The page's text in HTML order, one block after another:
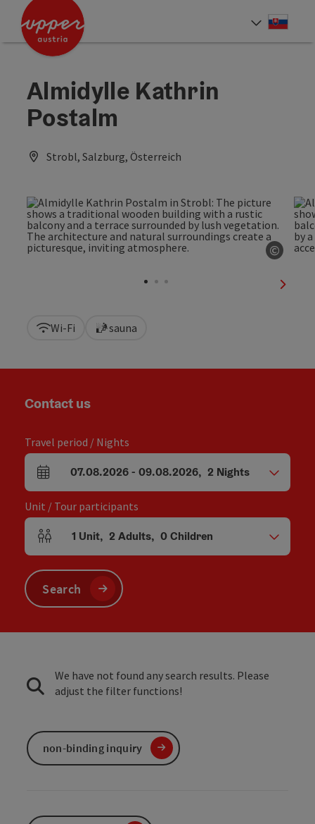
Accesskey
Accesskey
Almidylle Kathrin
Postalm
Strobl, Salzburg, Österreich
©
next
Wi-Fi sauna
Contact us
Travel period / Nights
arrival and departure fields
07.08.2026- 09.08.2026, 2 Nights
Unit / Tour participants
Number of units and person fields
1 Unit, 2 Adults, 0Children
Search
We have not found any search results. Please
adjust the filter functions!
non-binding inquiry